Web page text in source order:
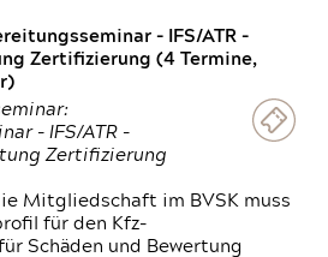
- IFS/ATR -
Zertifizierung (4 Termine,
- IFS/ATR -
Zertifizierung
Mitgliedschaft im BVSK muss
für den Kfz-
Schäden und Bewertung